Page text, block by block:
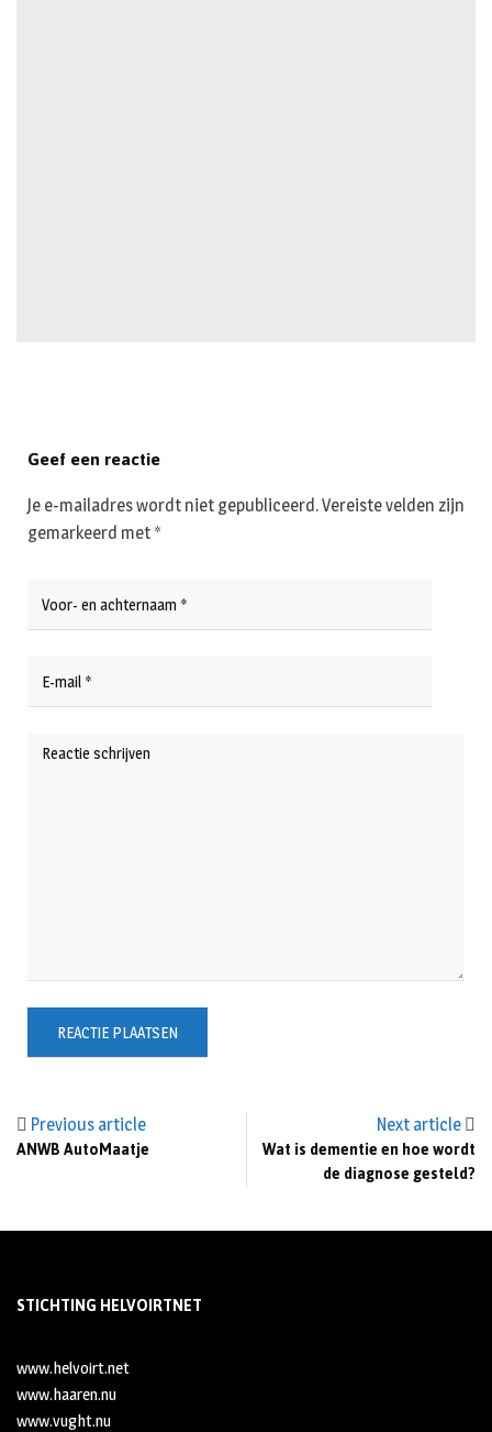
Previous article
ANWB AutoMaatje
Next article
Wat is dementie en hoe wordt
de diagnose gesteld?
Geef een reactie
Je e-mailadres wordt niet gepubliceerd.Vereiste velden zijn
gemarkeerd met *
STICHTING HELVOIRTNET
www.helvoirt.net
www.haaren.nu
www.vught.nu